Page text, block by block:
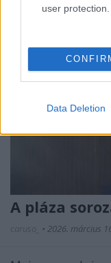
user protection.
Data Deletion
A pláza
caruso_ • 2026. március